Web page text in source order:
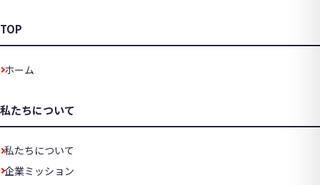
TOP
ホーム
私たちについて
私たちについて
企業ミッション